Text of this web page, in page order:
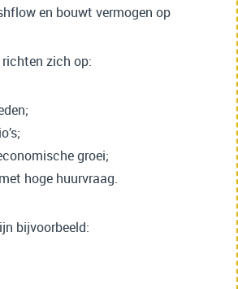
en bouwt vermogen op
zich op:
groei;
hoge huurvraag.
bijvoorbeeld: